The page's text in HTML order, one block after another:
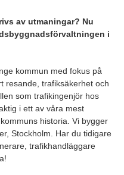
av utmaningar? Nu
i
kommun med fokus på
resande, trafiksäkerhet och
som trafikingenjör hos
i ett av våra mest
historia. Vi bygger
Stockholm. Har du tidigare
trafikhandläggare